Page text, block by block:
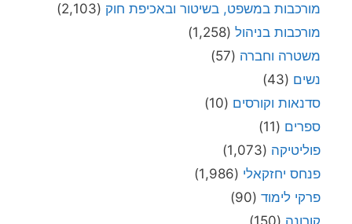
מורכבות במשפט, בשיטור ובאכיפת חוק (2,103)
מורכבות בניהול (1,258)
משטרה וחברה (57)
נשים (43)
סדנאות וקורסים (10)
ספרים (11)
פוליטיקה (1,073)
פנחס יחזקאלי (1,986)
פרקי לימוד (90)